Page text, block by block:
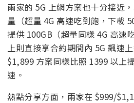
兩家的 5G 上網方案也十分接近
量（超量 4G 高速吃到飽，下載
提供 100GB（超量同樣 4G 高速
上則直接享合約期間內 5G 飆速
$1,899 方案同樣比照 1399 以上
速。
熱點分享方面，兩家在 $999/